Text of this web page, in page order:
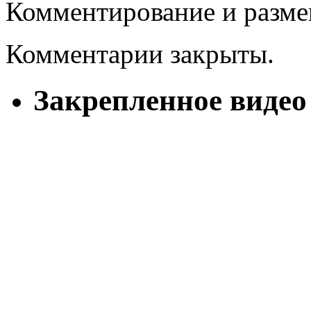
Комментирование и
Комментарии закрыты.
Закрепленное видео